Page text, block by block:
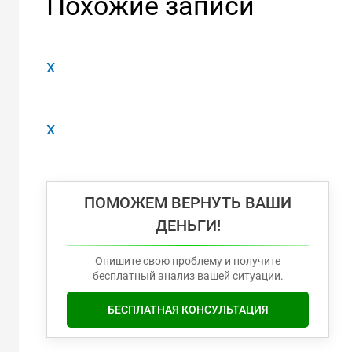
x
x
ПОМОЖЕМ ВЕРНУТЬ ВАШИ
ДЕНЬГИ!
Опишите свою проблему и получите
бесплатный анализ вашей ситуации.
БЕСПЛАТНАЯ КОНСУЛЬТАЦИЯ